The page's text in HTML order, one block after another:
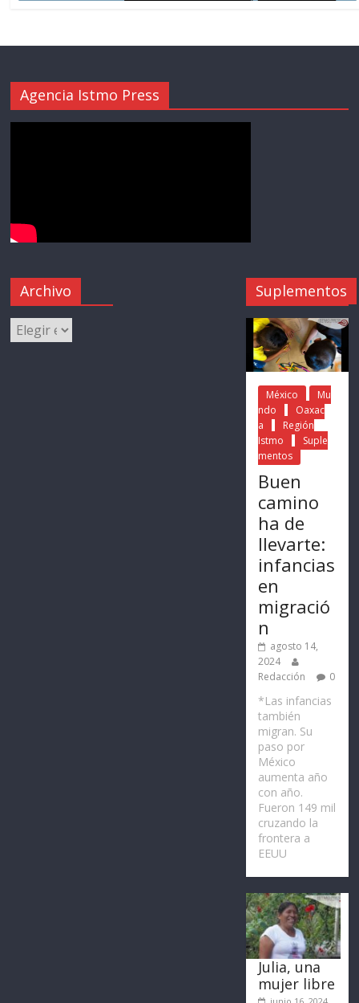
Agencia Istmo Press
Archivo Suplementos
México
Mu
ndo
Oaxac
a
Región
Istmo
Suple
mentos
Buen
camino
ha de
llevarte:
infancias
en
migració
n
agosto 14,
2024
Redacción
0
*Las infancias
también
migran. Su
paso por
México
aumenta año
con año.
Fueron 149 mil
cruzando la
frontera a
EEUU
Julia, una
mujer libre